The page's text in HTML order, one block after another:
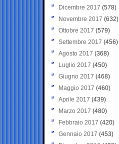
Dicembre 2017 (578)
Novembre 2017 (632)
Ottobre 2017 (579)
Settembre 2017 (456)
Agosto 2017 (368)
Luglio 2017 (450)
Giugno 2017 (468)
Maggio 2017 (460)
Aprile 2017 (439)
Marzo 2017 (480)
Febbraio 2017 (420)
Gennaio 2017 (453)